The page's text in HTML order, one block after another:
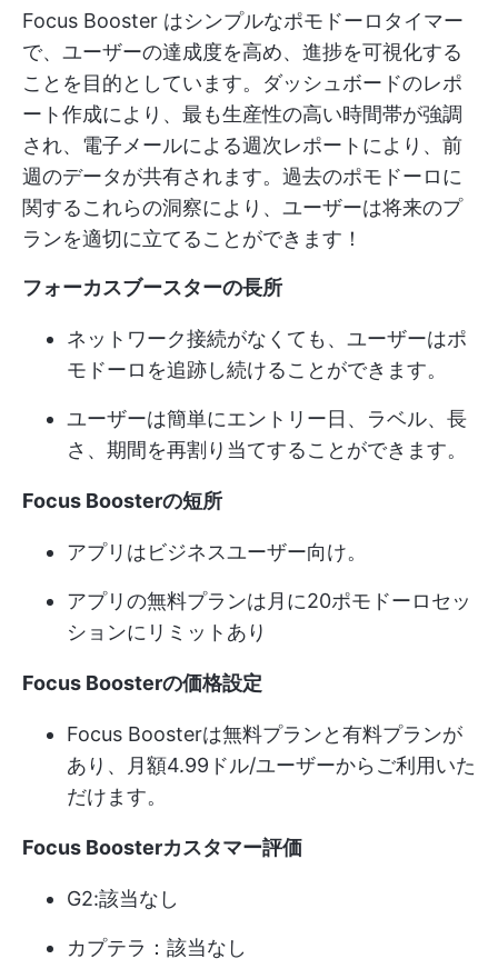
Focus Booster はシンプルなポモドーロタイマー
で、ユーザーの達成度を高め、進捗を可視化する
ことを目的としています。ダッシュボードのレポ
ート作成により、最も生産性の高い時間帯が強調
され、電子メールによる週次レポートにより、前
週のデータが共有されます。過去のポモドーロに
関するこれらの洞察により、ユーザーは将来のプ
ランを適切に立てることができます！
フォーカスブースターの長所
ネットワーク接続がなくても、ユーザーはポ
モドーロを追跡し続けることができます。
ユーザーは簡単にエントリー日、ラベル、長
さ、期間を再割り当てすることができます。
Focus Boosterの短所
アプリはビジネスユーザー向け。
アプリの無料プランは月に20ポモドーロセッ
ションにリミットあり
Focus Boosterの価格設定
Focus Boosterは無料プランと有料プランが
あり、月額4.99ドル/ユーザーからご利用いた
だけます。
Focus Boosterカスタマー評価
G2:該当なし
カプテラ：該当なし